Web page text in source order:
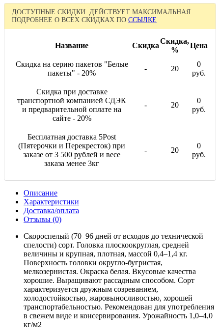
ДОСТУПНЫЕ СКИДКИ. ДЕЙСТВУЕТ МАКСИМАЛЬНАЯ.
ПОДРОБНЕЕ О ВСЕХ СКИДКАХ ПО ССЫЛКЕ
Название Скидка
Скидка,
%
Цена
Скидка на серию пакетов "Белые
пакеты" - 20%
- 20
0
руб.
Скидка при доставке
транспортной компанией СДЭК
и предварительной оплате на
сайте - 20%
- 20
0
руб.
Бесплатная доставка 5Post
(Пятерочки и Перекресток) при
заказе от 3 500 рублей и весе
заказа менее 3кг
- 20
0
руб.
Описание
Характеристики
Доставка/оплата
Отзывы (0)
Скороспелый (70–96 дней от всходов до технической
спелости) сорт. Головка плоскоокруглая, средней
величины и крупная, плотная, массой 0,4–1,4 кг.
Поверхность головки округло-бугристая,
мелкозернистая. Окраска белая. Вкусовые качества
хорошие. Выращивают рассадным способом. Сорт
характеризуется дружным созреванием,
холодостойкостью, жаровыносливостью, хорошей
транспортабельностью. Рекомендован для употребления
в свежем виде и консервирования. Урожайность 1,0–4,0
кг/м2